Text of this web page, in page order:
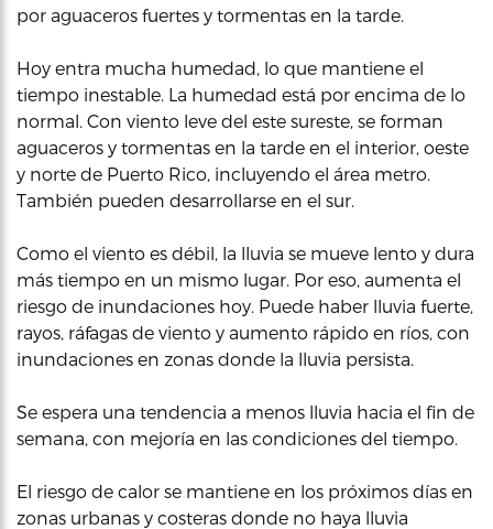
por aguaceros fuertes y tormentas en la tarde.
Hoy entra mucha humedad, lo que mantiene el
tiempo inestable. La humedad está por encima de lo
normal. Con viento leve del este sureste, se forman
aguaceros y tormentas en la tarde en el interior, oeste
y norte de Puerto Rico, incluyendo el área metro.
También pueden desarrollarse en el sur.
Como el viento es débil, la lluvia se mueve lento y dura
más tiempo en un mismo lugar. Por eso, aumenta el
riesgo de inundaciones hoy. Puede haber lluvia fuerte,
rayos, ráfagas de viento y aumento rápido en ríos, con
inundaciones en zonas donde la lluvia persista.
Se espera una tendencia a menos lluvia hacia el fin de
semana, con mejoría en las condiciones del tiempo.
El riesgo de calor se mantiene en los próximos días en
zonas urbanas y costeras donde no haya lluvia